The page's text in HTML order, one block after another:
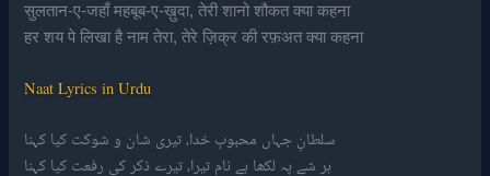
सुलतान-ए-जहाँ महबूब-ए-ख़ुदा, तेरी शानो शौकत क्या कहना
हर शय पे लिखा है नाम तेरा, तेरे ज़िक्र की रफ़अत क्या कहना
Naat Lyrics in Urdu
سلطانِ جہاں محبوبِ خدا، تیری شان و شوکت کیا کہنا
ہر شے پہ لکھا ہے نام تیرا، تیرے ذکر کی رفعت کیا کہنا